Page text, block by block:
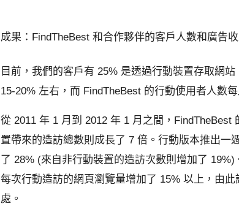
成果：FindTheBest 和合作夥伴的客戶人數和廣告
目前，我們的客戶有 25% 是透過行動裝置存取網
15-20% 左右，而 FindTheBest 的行動使用者人數
從 2011 年 1 月到 2012 年 1 月之間，FindTheBest
置帶來的造訪總數則成長了 7 倍。行動版本推出一
了 28% (來自非行動裝置的造訪次數則增加了 19%)
每次行動造訪的網頁瀏覽量增加了 15% 以上，由
處。